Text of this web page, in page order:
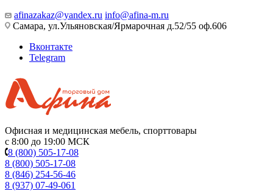
afinazakaz@yandex.ru info@afina-m.ru
Самара, ул.Ульяновская/Ярмарочная д.52/55 оф.606
Вконтакте
Telegram
Офисная и медицинская мебель, спорттовары
с 8:00 до 19:00 МСК
8 (800) 505-17-08
8 (800) 505-17-08
8 (846) 254-56-46
8 (937) 07-49-061